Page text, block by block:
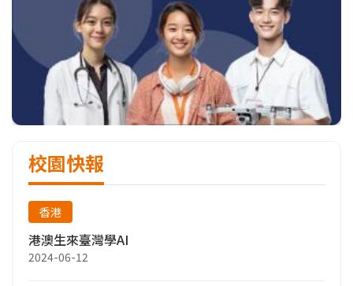
校園快報
香港
港澳生來臺灣學AI
2024-06-12